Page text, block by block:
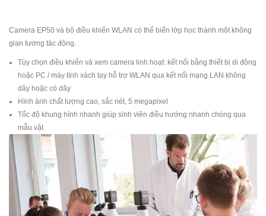
Camera EP50 và bộ điều khiển WLAN có thể biến lớp học thành một không
gian tương tác động.
Tùy chọn điều khiển và xem camera linh hoạt: kết nối bằng thiết bị di động
hoặc PC / máy tính xách tay hỗ trợ WLAN qua kết nối mạng LAN không
dây hoặc có dây
Hình ảnh chất lượng cao, sắc nét, 5 megapixel
Tốc độ khung hình nhanh giúp sinh viên điều hướng nhanh chóng qua
mẫu vật